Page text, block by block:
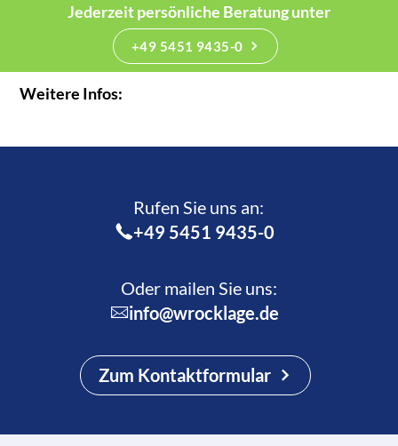
Jederzeit persönliche Beratung unter
+49 5451 9435-0
Weitere Infos:
Rufen Sie uns an:­
+49 5451 9435-0
Oder mailen Sie uns:
info@wrocklage.de
Zum Kontaktformular